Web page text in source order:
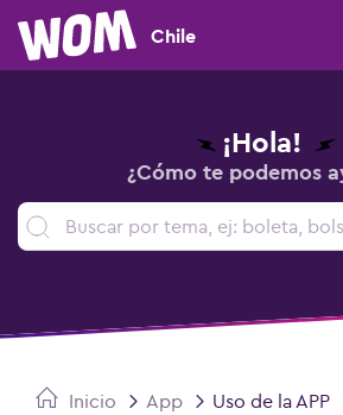
Chile
¡Hola!
¿Cómo te podemos
Inicio App Uso de la APP